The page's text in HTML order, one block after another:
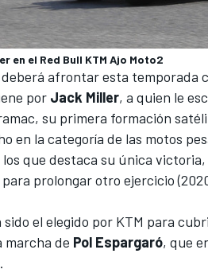
en el Red Bull KTM Ajo Moto2
afrontar esta temporada
por Jack Miller, a quien le
su primera formación
en la categoría de las motos
que destaca su única victoria,
prolongar otro ejercicio
sido el elegido por KTM para
marcha de Pol Espargaró, que
.